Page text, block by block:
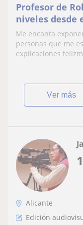
Profesor de
niveles desde
Me encanta
personas que me
explicaciones
ver más
Alicante
Edición